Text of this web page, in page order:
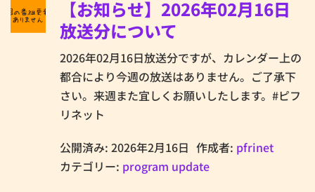
【お知らせ】2026年02月16日
放送分について
2026年02月16日放送分ですが、カレンダー上の
都合により今週の放送はありません。ご了承下
さい。来週また宜しくお願いしたします。#ピフ
リネット
公開済み: 2026年2月16日 作成者: pfrinet
カテゴリー: program update